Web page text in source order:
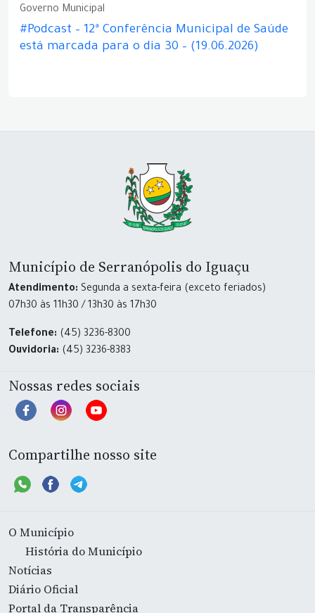
Governo Municipal
#Podcast – 12ª Conferência Municipal de Saúde
está marcada para o dia 30 – (19.06.2026)
Município de Serranópolis do Iguaçu
Atendimento: Segunda a sexta-feira (exceto feriados)
07h30 às 11h30 / 13h30 às 17h30
Telefone: (45) 3236-8300
Ouvidoria: (45) 3236-8383
Nossas redes sociais
Compartilhe nosso site
O Município
História do Município
Notícias
Diário Oficial
Portal da Transparência